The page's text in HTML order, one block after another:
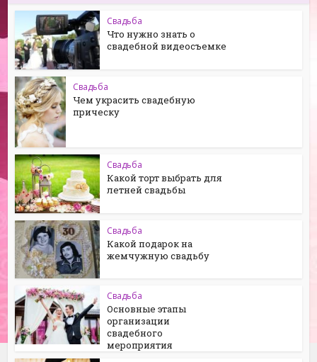
Свадьба
Что нужно знать о
свадебной видеосъемке
Свадьба
Чем украсить свадебную
прическу
Свадьба
Какой торт выбрать для
летней свадьбы
Свадьба
Какой подарок на
жемчужную свадьбу
Свадьба
Основные этапы
организации
свадебного
мероприятия